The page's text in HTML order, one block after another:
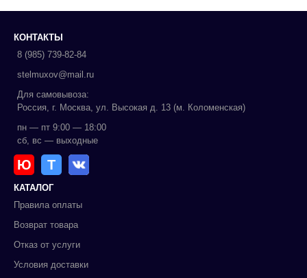
КОНТАКТЫ
8 (985) 739-82-84
stelmuxov@mail.ru
Для самовывоза:
Россия, г. Москва, ул. Высокая д. 13 (м. Коломенская)
пн — пт 9:00 — 18:00
сб, вс — выходные
Ю Т
КАТАЛОГ
Правила оплаты
Возврат товара
Отказ от услуги
Условия доставки